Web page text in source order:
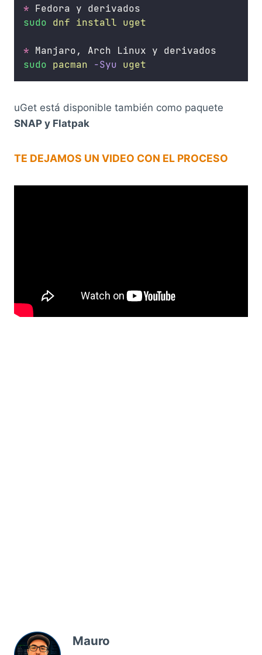
* Fedora y derivados
sudo dnf install uget
* Manjaro, Arch Linux y derivados
sudo pacman -Syu uget
uGet está disponible también como paquete
SNAP y Flatpak
TE DEJAMOS UN VIDEO CON EL PROCESO
Mauro